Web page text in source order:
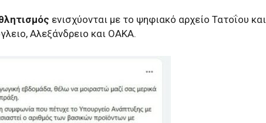
ενισχύονται με το ψηφιακό αρχείο Τατοΐου και
Αλεξάνδρειο και ΟΑΚΑ.